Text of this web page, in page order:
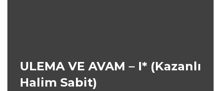
ULEMA VE AVAM – I* (Kazanlı
Halim Sabit)